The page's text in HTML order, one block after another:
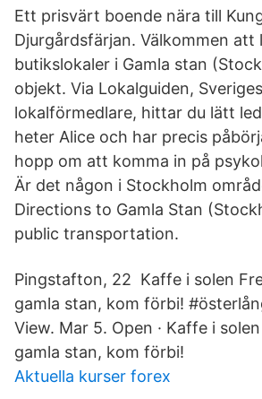
Ett prisvärt boende nära till
Djurgårdsfärjan. Välkommen att
butikslokaler i Gamla stan
objekt. Via Lokalguiden,
lokalförmedlare, hittar du lätt
heter Alice och har precis
hopp om att komma in på
Är det någon i Stockholm
Directions to Gamla Stan
public transportation.
Pingstafton, 22 Kaffe i solen
gamla stan, kom förbi!
View. Mar 5. Open · Kaffe i
gamla stan, kom förbi!
Aktuella kurser forex